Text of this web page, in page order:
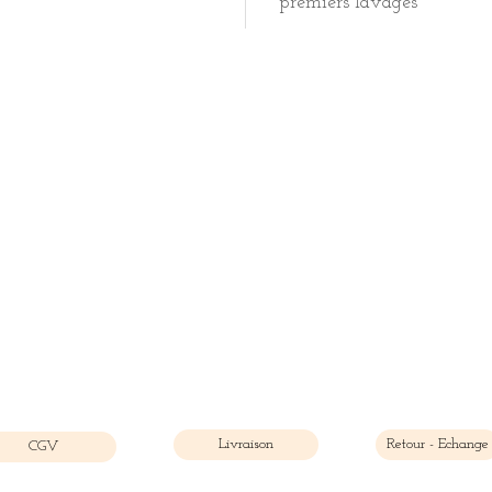
CGV Livraison Retour - Echange